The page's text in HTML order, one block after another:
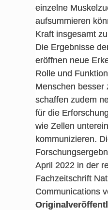
einzelne
aufsummieren
Kraft insgesamt
Die Ergebnisse
eröffnen neue
Rolle und
Menschen besser
schaffen zudem
für die
wie Zellen
kommunizieren.
April 2022 in der
Fachzeitschrift
Communications